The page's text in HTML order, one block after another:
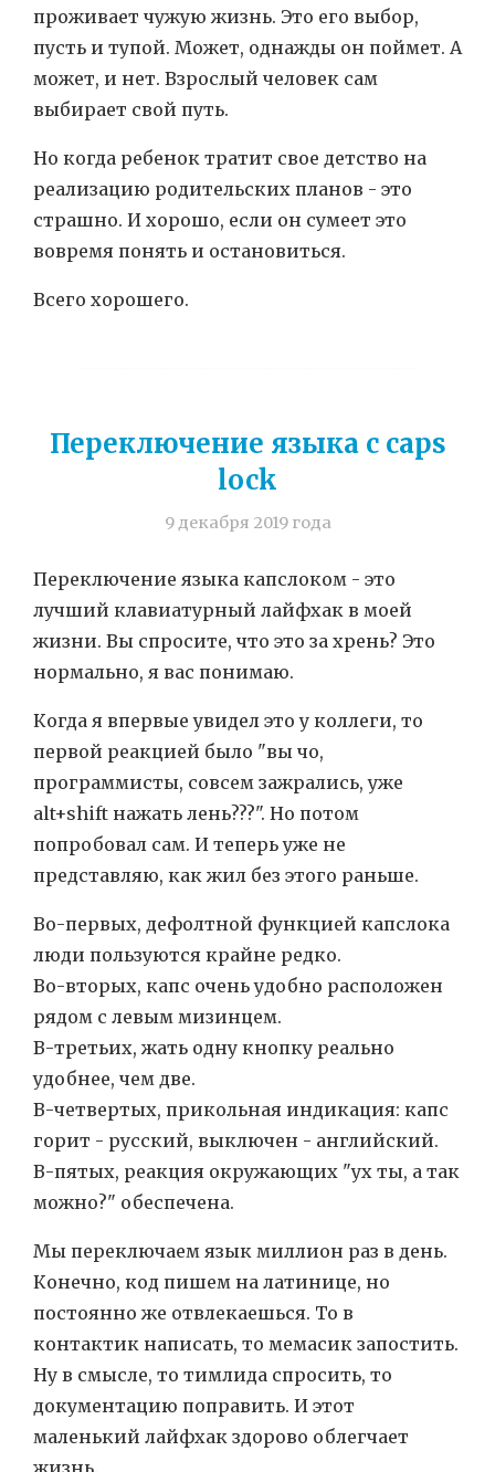
проживает чужую жизнь. Это его выбор,
пусть и тупой. Может, однажды он поймет. А
может, и нет. Взрослый человек сам
выбирает свой путь.
Но когда ребенок тратит свое детство на
реализацию родительских планов - это
страшно. И хорошо, если он сумеет это
вовремя понять и остановиться.
Всего хорошего.
Переключение языка с caps
lock
9 декабря 2019 года
Переключение языка капслоком - это
лучший клавиатурный лайфхак в моей
жизни. Вы спросите, что это за хрень? Это
нормально, я вас понимаю.
Когда я впервые увидел это у коллеги, то
первой реакцией было "вы чо,
программисты, совсем зажрались, уже
alt+shift нажать лень???". Но потом
попробовал сам. И теперь уже не
представляю, как жил без этого раньше.
Во-первых, дефолтной функцией капслока
люди пользуются крайне редко.
Во-вторых, капс очень удобно расположен
рядом с левым мизинцем.
В-третьих, жать одну кнопку реально
удобнее, чем две.
В-четвертых, прикольная индикация: капс
горит - русский, выключен - английский.
В-пятых, реакция окружающих "ух ты, а так
можно?" обеспечена.
Мы переключаем язык миллион раз в день.
Конечно, код пишем на латинице, но
постоянно же отвлекаешься. То в
контактик написать, то мемасик запостить.
Ну в смысле, то тимлида спросить, то
документацию поправить. И этот
маленький лайфхак здорово облегчает
жизнь.